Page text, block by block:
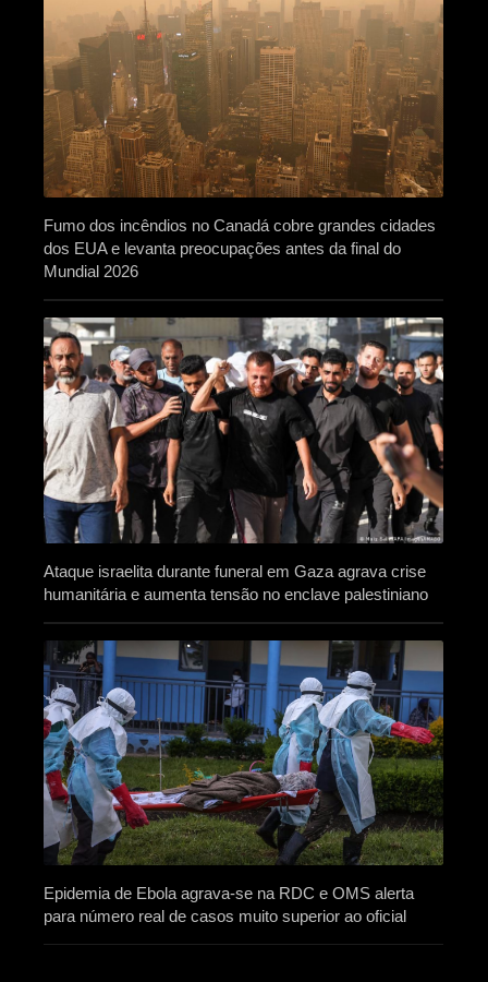
Fumo dos incêndios no Canadá cobre grandes cidades
dos EUA e levanta preocupações antes da final do
Mundial 2026
Ataque israelita durante funeral em Gaza agrava crise
humanitária e aumenta tensão no enclave palestiniano
Epidemia de Ebola agrava-se na RDC e OMS alerta
para número real de casos muito superior ao oficial